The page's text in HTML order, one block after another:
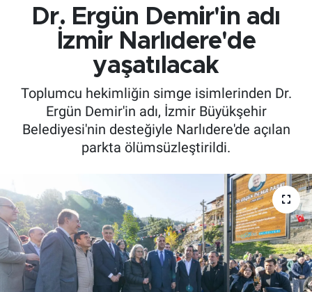
Dr. Ergün Demir'in adı
İzmir Narlıdere'de
yaşatılacak
Toplumcu hekimliğin simge isimlerinden Dr.
Ergün Demir'in adı, İzmir Büyükşehir
Belediyesi'nin desteğiyle Narlıdere'de açılan
parkta ölümsüzleştirildi.